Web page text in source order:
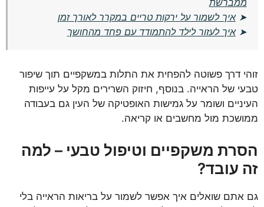
ממברשת
➤איך לשמור על ירקות טריים במקרר לאורך זמן
➤איך לעזור לילד להתמודד עם פחד מהחושך
זוהי דרך פשוטה להפחית את התלות במשקפיים תוך שיפור
טבעי של הראייה. בנוסף, חיזוק השרירים מקל על עייפות
העיניים ושומר על גמישות האופטיקה של העין גם בעבודה
ממושכת מול מחשבים או קריאה.
הסרת משקפיים וטיפול טבעי – למה
זה עובד?
גם אתם שואלים איך אפשר לשמור על בריאות הראייה בלי